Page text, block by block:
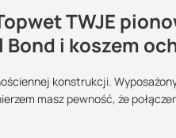
TWJE
Bond i koszem
konstrukcji.
masz pewność, że
remontowy?
od ręki
wody z połaci dachowej
wieloletniej żywotności
na:
Podlega
Maszy